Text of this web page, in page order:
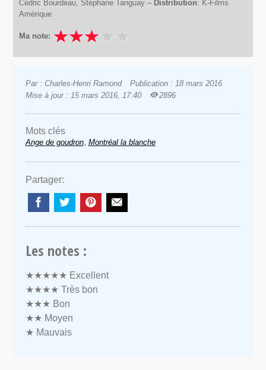
Cédric Bourdeau, Stéphane Tanguay – Distribution: K-Films
Amérique
Ma note:
Par : Charles-Henri Ramond
Publication : 18 mars 2016
Mise à jour : 15 mars 2016, 17:40
2896
Mots clés
Ange de goudron, Montréal la blanche
Partager:
Les notes :
★★★★★ Excellent
★★★★ Très bon
★★★ Bon
★★ Moyen
★ Mauvais